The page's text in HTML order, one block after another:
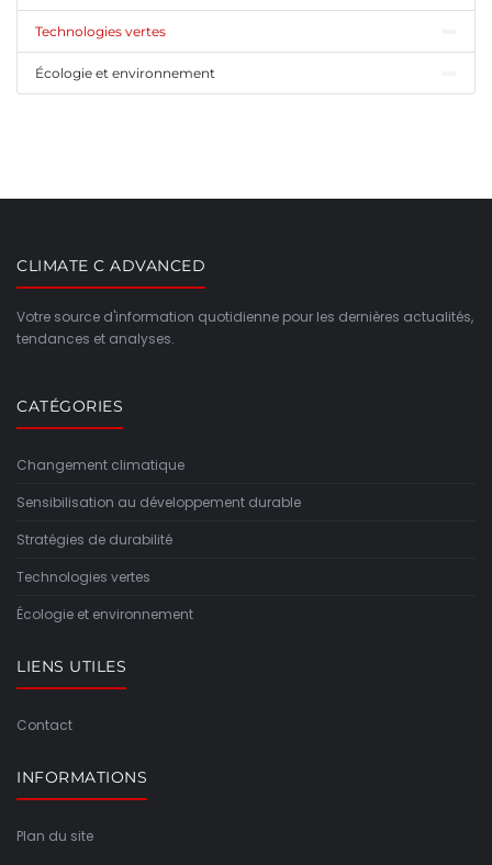
Technologies vertes
Écologie et environnement
CLIMATE C ADVANCED
Votre source d'information quotidienne pour les dernières actualités,
tendances et analyses.
CATÉGORIES
Changement climatique
Sensibilisation au développement durable
Stratégies de durabilité
Technologies vertes
Écologie et environnement
LIENS UTILES
Contact
INFORMATIONS
Plan du site